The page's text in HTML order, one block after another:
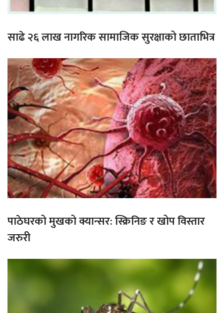
साढे २६ लाख नागरिक सामाजिक सुरक्षाको छाताभित्र
पाठेघरको मुखको क्यान्सर: स्क्रिनिङ र खोप विस्तार
जरुरी